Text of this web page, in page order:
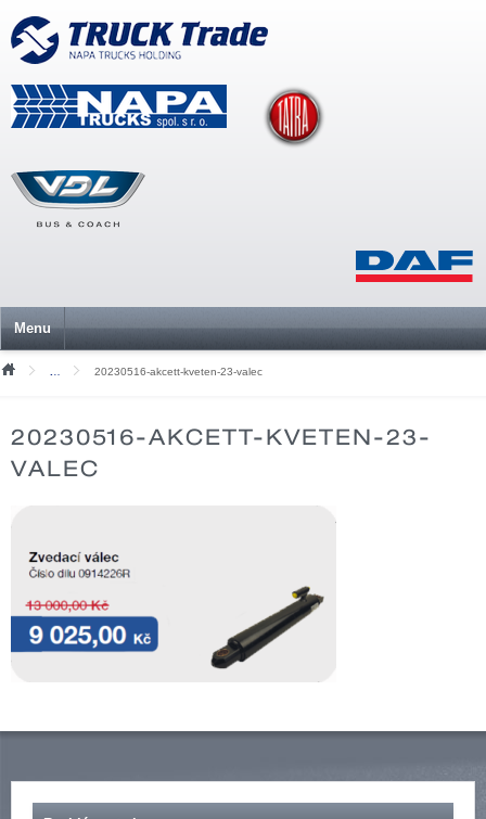
Menu
Mediální soubory
20230516-akcett-kveten-23-valec
20230516-AKCETT-KVETEN-23-
VALEC